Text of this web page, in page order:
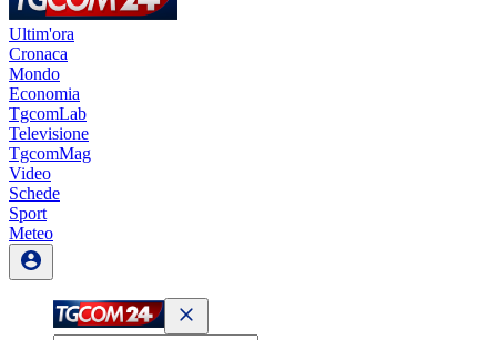
Ultim'ora
Cronaca
Mondo
Economia
TgcomLab
Televisione
TgcomMag
Video
Schede
Sport
Meteo